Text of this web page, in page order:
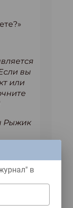
вы
или
Рыжик
в